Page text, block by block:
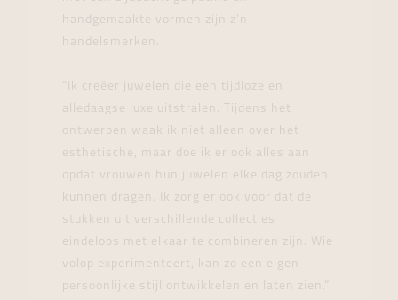
handgemaakte vormen zijn z’n
handelsmerken.
“Ik creëer juwelen die een tijdloze en
alledaagse luxe uitstralen. Tijdens het
ontwerpen waak ik niet alleen over het
esthetische, maar doe ik er ook alles aan
opdat vrouwen hun juwelen elke dag zouden
kunnen dragen. Ik zorg er ook voor dat de
stukken uit verschillende collecties
eindeloos met elkaar te combineren zijn. Wie
volop experimenteert, kan zo een eigen
persoonlijke stijl ontwikkelen en laten zien.”